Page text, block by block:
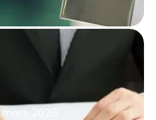
2026